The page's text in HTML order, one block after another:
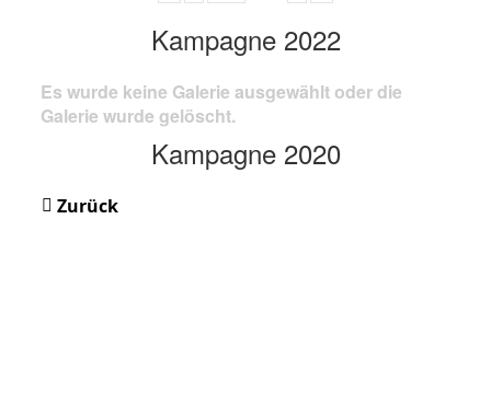
Kampagne 2022
Es wurde keine Galerie ausgewählt oder die
Galerie wurde gelöscht.
Kampagne 2020
Zurück